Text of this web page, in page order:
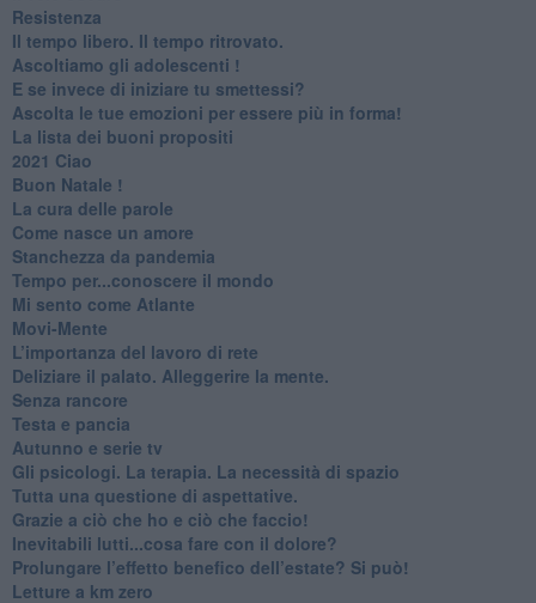
Resistenza
​Il tempo libero. Il tempo ritrovato.
Ascoltiamo gli adolescenti !
​E se invece di iniziare tu smettessi?
​Ascolta le tue emozioni per essere più in forma!
​La lista dei buoni propositi
2021 Ciao
Buon Natale !
​La cura delle parole
​Come nasce un amore
Stanchezza da pandemia
​Tempo per...conoscere il mondo
​Mi sento come Atlante
​Movi-Mente
​L’importanza del lavoro di rete
​Deliziare il palato. Alleggerire la mente.
​Senza rancore
​Testa e pancia
​Autunno e serie tv
​Gli psicologi. La terapia. La necessità di spazio
​Tutta una questione di aspettative.
​Grazie a ciò che ho e ciò che faccio!
​Inevitabili lutti...cosa fare con il dolore?
Prolungare l’effetto benefico dell’estate? Si può!
​Letture a km zero